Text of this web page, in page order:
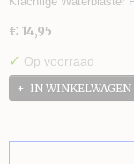
€ 14,95
✓ Op voorraad
IN WINKELWAGEN